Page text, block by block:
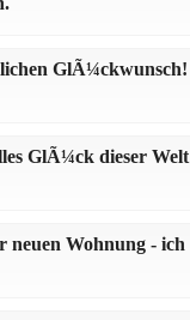
GlÃ¼ckwunsch!
GlÃ¼ck dieser Welt
neuen Wohnung - ich